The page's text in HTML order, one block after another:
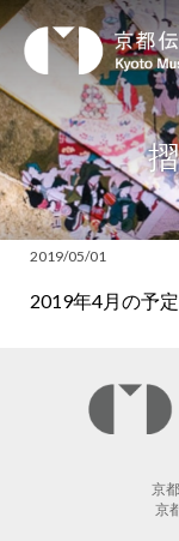
2019/05/01
2019年4月の予定
京
京